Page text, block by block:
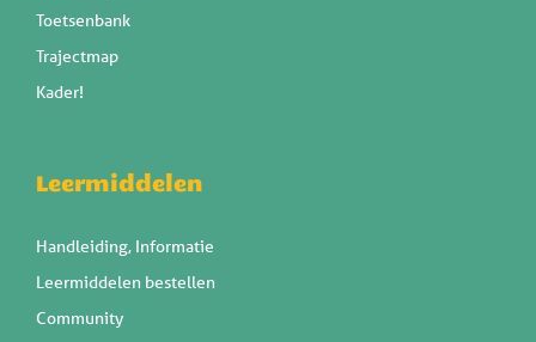
Toetsenbank
Trajectmap
Kader!
Leermiddelen
Handleiding, Informatie
Leermiddelen bestellen
Community